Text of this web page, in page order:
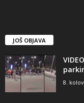
JOŠ OBJAVA
8.